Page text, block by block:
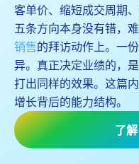
客单价、缩短成交周期
五条方向本身没有错，
销售的拜访动作上。一
异。真正决定业绩的，
打出同样的效果。这篇
增长背后的能力结构。
了